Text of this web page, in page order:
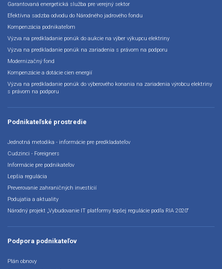
Garantovaná energetická služba pre verejný sektor
Efektívna sadzba odvodu do Národného jadrového fondu
Kompenzácia podnikateľom
Výzva na predkladanie ponúk do aukcie na výber výkupcu elektriny
Výzva na predkladanie ponúk na zariadenia s právom na podporu
Modernizačný fond
Kompenzácie a dotácie cien energií
Výzva na predkladanie ponúk do výberového konania na zariadenia výrobcu elektriny
s právom na podporu
Podnikateľské prostredie
Jednotná metodika - informácie pre predkladateľov
Cudzinci - Foreigners
Informácie pre podnikateľov
Lepšia regulácia
Preverovanie zahraničných investícií
Podujatia a aktuality
Národný projekt „Vybudovanie IT platformy lepšej regulácie podľa RIA 2020“
Podpora podnikateľov
Plán obnovy